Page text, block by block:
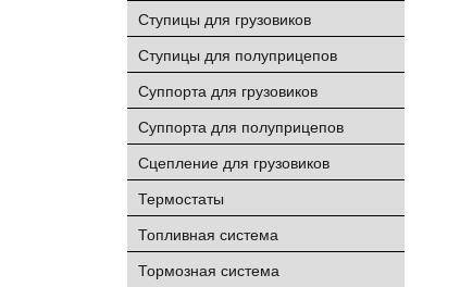
Ступицы для грузовиков
Ступицы для полуприцепов
Суппорта для грузовиков
Суппорта для полуприцепов
Сцепление для грузовиков
Термостаты
Топливная система
Тормозная система